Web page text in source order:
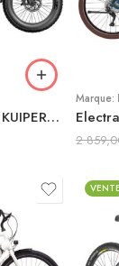
E-Bikes électriques KUIPERBELT S1
Marque:
2
VENTE